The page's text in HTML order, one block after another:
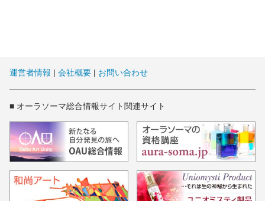
運営者情報 | 会社概要 | お問い合わせ
■ オーラソーマ総合情報サイト関連サイト